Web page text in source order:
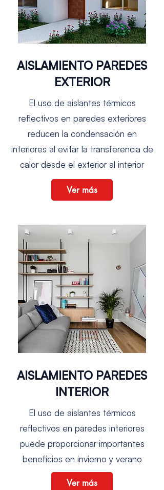
AISLAMIENTO PAREDES
EXTERIOR
El uso de aislantes térmicos
reflectivos en paredes exteriores
reducen la condensación en
interiores al evitar la transferencia de
calor desde el exterior al interior
Ver más
AISLAMIENTO PAREDES
INTERIOR
El uso de aislantes térmicos
reflectivos en paredes interiores
puede proporcionar importantes
beneficios en invierno y verano
Ver más